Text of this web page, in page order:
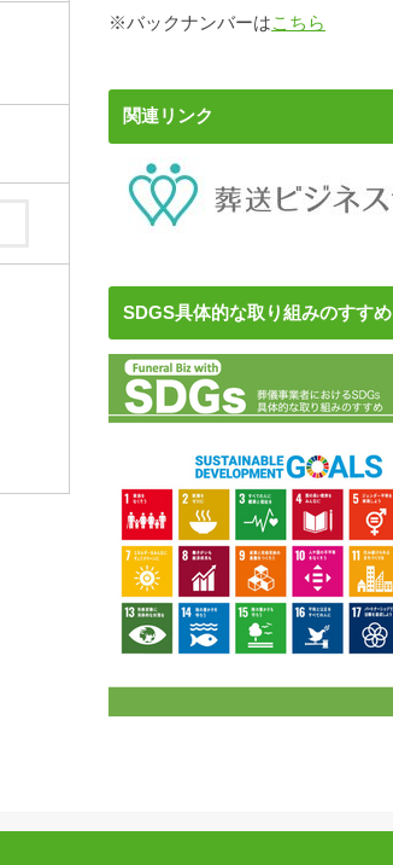
※バックナンバーはこちら
関連リンク
SDGS具体的な取り組みのすすめ